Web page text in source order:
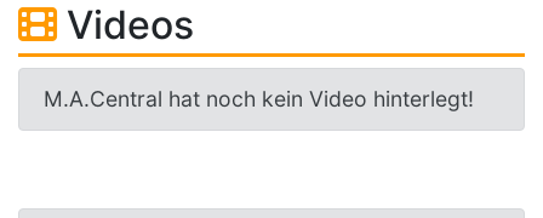
Videos
M.A.Central hat noch kein Video hinterlegt!